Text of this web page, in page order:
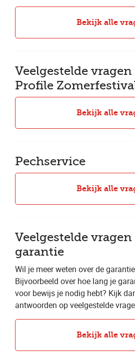
Bekijk alle
Veelgestelde
Profile
Bekijk alle
Pechservice
Bekijk alle
Veelgestelde
garantie
Wil je meer weten over de
Bijvoorbeeld over hoe lang je
voor bewijs je nodig hebt? Kijk
antwoorden op veelgestelde
Bekijk alle